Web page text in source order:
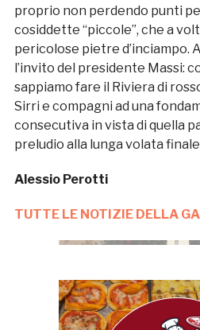
proprio non perdendo punti
cosiddette “piccole”, che a
pericolose pietre d’inciampo.
l’invito del presidente Massi:
sappiamo fare il Riviera di
Sirri e compagni ad una
consecutiva in vista di quella
preludio alla lunga volata
Alessio Perotti
TUTTE LE NOTIZIE DELLA